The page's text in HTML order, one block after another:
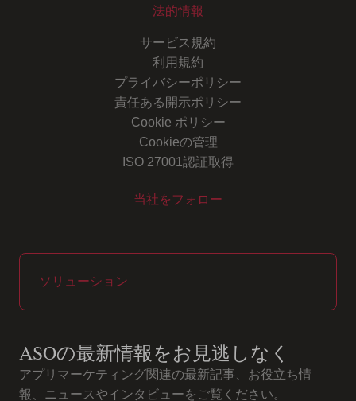
法的情報
サービス規約
利用規約
プライバシーポリシー
責任ある開示ポリシー
Cookie ポリシー
Cookieの管理
ISO 27001認証取得
当社をフォロー
ソリューション
ASOの最新情報をお見逃しなく
アプリマーケティング関連の最新記事、お役立ち情
報、ニュースやインタビューをご覧ください。